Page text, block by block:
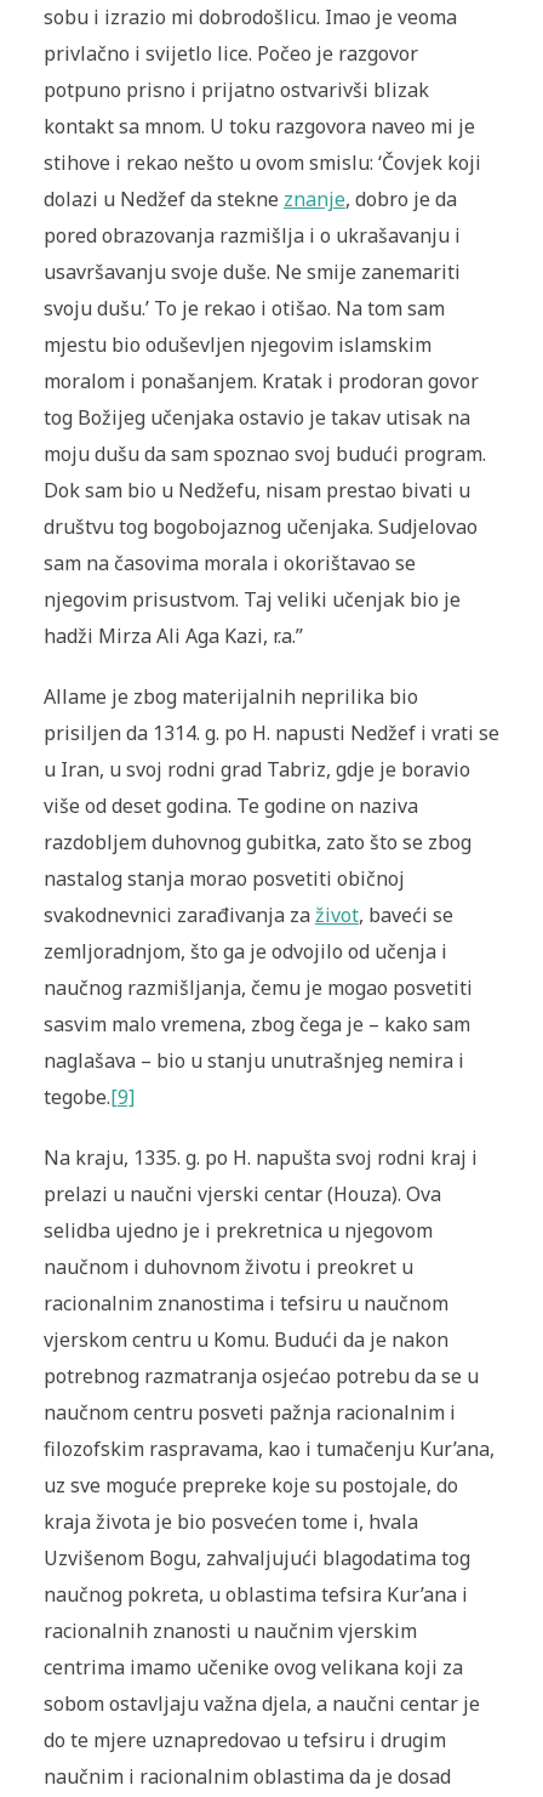
sobu i izrazio mi dobrodošlicu. Imao je veoma
privlačno i svijetlo lice. Počeo je razgovor
potpuno prisno i prijatno ostvarivši blizak
kontakt sa mnom. U toku razgovora naveo mi je
stihove i rekao nešto u ovom smislu: ‘Čovjek koji
dolazi u Nedžef da stekne znanje, dobro je da
pored obrazovanja razmišlja i o ukrašavanju i
usavršavanju svoje duše. Ne smije zanemariti
svoju dušu.’ To je rekao i otišao. Na tom sam
mjestu bio oduševljen njegovim islamskim
moralom i ponašanjem. Kratak i prodoran govor
tog Božijeg učenjaka ostavio je takav utisak na
moju dušu da sam spoznao svoj budući program.
Dok sam bio u Nedžefu, nisam prestao bivati u
društvu tog bogobojaznog učenjaka. Sudjelovao
sam na časovima morala i okorištavao se
njegovim prisustvom. Taj veliki učenjak bio je
hadži Mirza Ali Aga Kazi, r.a.”
Allame je zbog materijalnih neprilika bio
prisiljen da 1314. g. po H. napusti Nedžef i vrati se
u Iran, u svoj rodni grad Tabriz, gdje je boravio
više od deset godina. Te godine on naziva
razdobljem duhovnog gubitka, zato što se zbog
nastalog stanja morao posvetiti običnoj
svakodnevnici zarađivanja zaživot, baveći se
zemljoradnjom, što ga je odvojilo od učenja i
naučnog razmišljanja, čemu je mogao posvetiti
sasvim malo vremena, zbog čega je – kako sam
naglašava – bio u stanju unutrašnjeg nemira i
tegobe.[9]
Na kraju, 1335. g. po H. napušta svoj rodni kraj i
prelazi u naučni vjerski centar (Houza). Ova
selidba ujedno je i prekretnica u njegovom
naučnom i duhovnom životu i preokret u
racionalnim znanostima i tefsiru u naučnom
vjerskom centru u Komu. Budući da je nakon
potrebnog razmatranja osjećao potrebu da se u
naučnom centru posveti pažnja racionalnim i
filozofskim raspravama, kao i tumačenju Kur’ana,
uz sve moguće prepreke koje su postojale, do
kraja života je bio posvećen tome i, hvala
Uzvišenom Bogu, zahvaljujući blagodatima tog
naučnog pokreta, u oblastima tefsira Kur’ana i
racionalnih znanosti u naučnim vjerskim
centrima imamo učenike ovog velikana koji za
sobom ostavljaju važna djela, a naučni centar je
do te mjere uznapredovao u tefsiru i drugim
naučnim i racionalnim oblastima da je dosad